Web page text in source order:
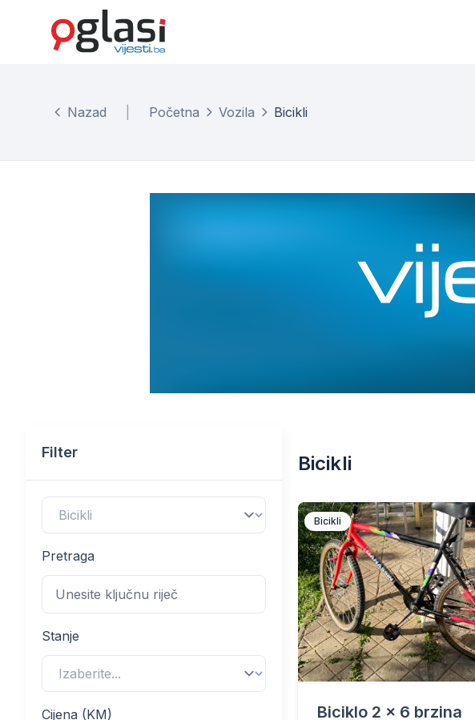
Nazad Početna Vozila Bicikli
Filter
Pretraga
Stanje
Cijena (KM)
Bicikli
Bicikli
Biciklo 2 x 6 brzina